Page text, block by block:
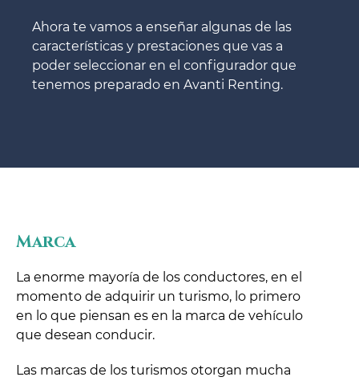
Ahora te vamos a enseñar algunas de las
características y prestaciones que vas a
poder seleccionar en el configurador que
tenemos preparado en Avanti Renting.
Marca
La enorme mayoría de los conductores, en el
momento de adquirir un turismo, lo primero
en lo que piensan es en la marca de vehículo
que desean conducir.
Las marcas de los turismos otorgan mucha